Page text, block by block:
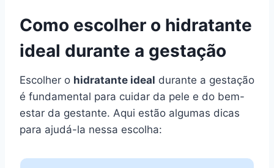
Como escolher o hidratante
ideal durante a gestação
Escolher o hidratante ideal durante a gestação
é fundamental para cuidar da pele e do bem-
estar da gestante. Aqui estão algumas dicas
para ajudá-la nessa escolha: